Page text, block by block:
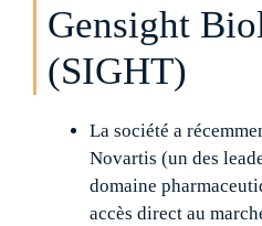
Gensight
(SIGHT)
La société a
Novartis (un des
domaine
accès direct au